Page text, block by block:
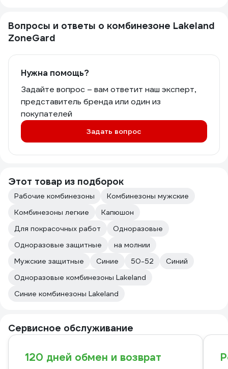
Вопросы и ответы о комбинезоне Lakeland
ZoneGard
Нужна помощь?
Задайте вопрос – вам ответит наш эксперт,
представитель бренда или один из
покупателей
Задать вопрос
Этот товар из подборок
Рабочие комбинезоны
Комбинезоны мужские
Комбинезоны легкие
Капюшон
Для покрасочных работ
Одноразовые
Одноразовые защитные
на молнии
Мужские защитные
Синие 50-52
Синий
Одноразовые комбинезоны Lakeland
Синие комбинезоны Lakeland
Сервисное обслуживание
120 дней обмен и возврат